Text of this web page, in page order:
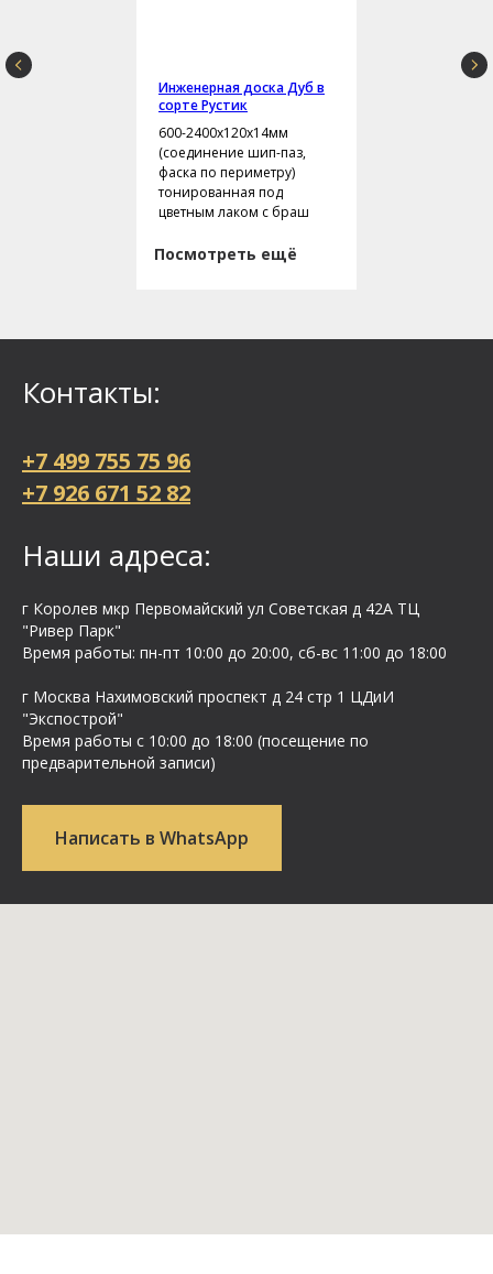
Инженерная доска Дуб в
сорте Рустик
600-2400х120х14мм
(соединение шип-паз,
фаска по периметру)
тонированная под
цветным лаком с браш
Посмотреть ещё
Контакты:
+7 499 755 75 96
+7 926 671 52 82
Наши адреса:
г Королев мкр Первомайский ул Cоветская д 42А ТЦ
"Ривер Парк"
Время работы: пн-пт 10:00 до 20:00, сб-вс 11:00 до 18:00
г Москва Нахимовский проспект д 24 стр 1 ЦДиИ
"Экспострой"
Время работы с 10:00 до 18:00 (посещение по
предварительной записи)
Написать в WhatsApp